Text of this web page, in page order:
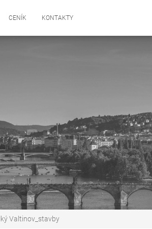
CENÍK KONTAKTY
Valtinov_stavby